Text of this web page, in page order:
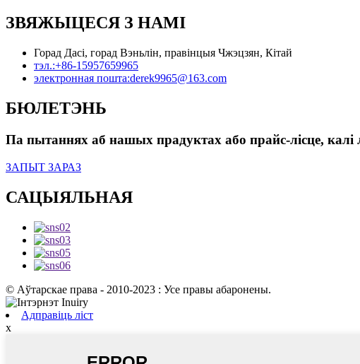
ЗВЯЖЫЦЕСЯ З НАМІ
Горад Дасі, горад Вэньлін, правінцыя Чжэцзян, Кітай
тэл.:+86-15957659965
электронная пошта:derek9965@163.com
БЮЛЕТЭНЬ
Па пытаннях аб нашых прадуктах або прайс-лісце,
ЗАПЫТ ЗАРАЗ
САЦЫЯЛЬНАЯ
© Аўтарскае права - 2010-2023 : Усе правы абаронены.
Адправіць ліст
x